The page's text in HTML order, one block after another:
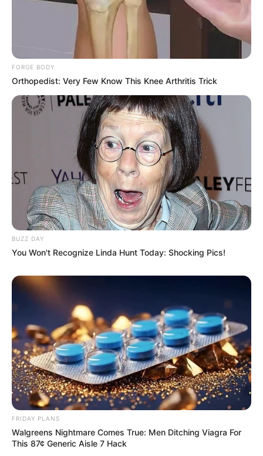
pessoais por causa das apostas e mantenha um equilíbrio
saudável entre suas atividades de apostas e outras
responsabilidades financeiras. Lembre-se de que o jogo
deve ser apenas uma parte de sua vida financeira, não o
foco principal.
Em resumo, apostar com consciência e responsabilidade
requer uma abordagem equilibrada, baseada na
compreensão dos riscos, no estabelecimento de limites
financeiros, na busca de entretenimento em vez de lucro, na
prevenção do vício, no conhecimento das regras dos jogos
e no respeito às suas finanças pessoais. Ao seguir essas
orientações, você estará no caminho certo para desfrutar
de uma experiência de apostas gratificante e saudável.
Participe do nosso grupo do
WhatsApp!
Fique informado em tempo real sobre as principais
notícias de Paraguaçu Paulista e região
Clique aqui para entrar no grupo
FORGE BODY
Orthopedist: Very Few Know This Knee Arthritis Trick
BUZZ DAY
You Won't Recognize Linda Hunt Today: Shocking Pics!
FRIDAY PLANS
Walgreens Nightmare Comes True: Men Ditching Viagra For
This 87¢ Generic Aisle 7 Hack